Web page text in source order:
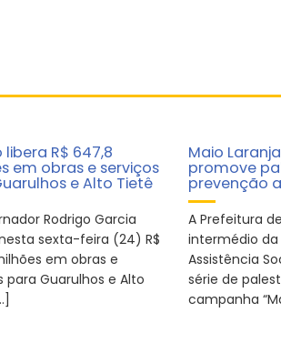
libera R$ 647,8
em obras e serviços
e Alto Tietê
Rodrigo Garcia
sexta-feira (24) R$
em obras e
para Guarulhos e Alto
Maio
promove
prevenção
A Prefeitura
intermédio
Assistência
série de
campanha